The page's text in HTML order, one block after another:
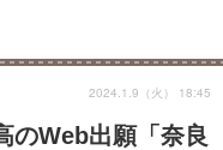
のWeb出願「奈良
2024.1.9（火） 18:45